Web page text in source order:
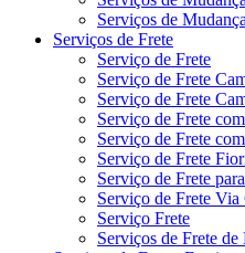
Serviços de
Serviços de Frete
Serviço de Frete
Serviço de Frete
Serviço de Frete
Serviço de Frete
Serviço de Frete
Serviço de Frete
Serviço de Frete
Serviço de Frete
Serviço Frete
Serviços de Frete de